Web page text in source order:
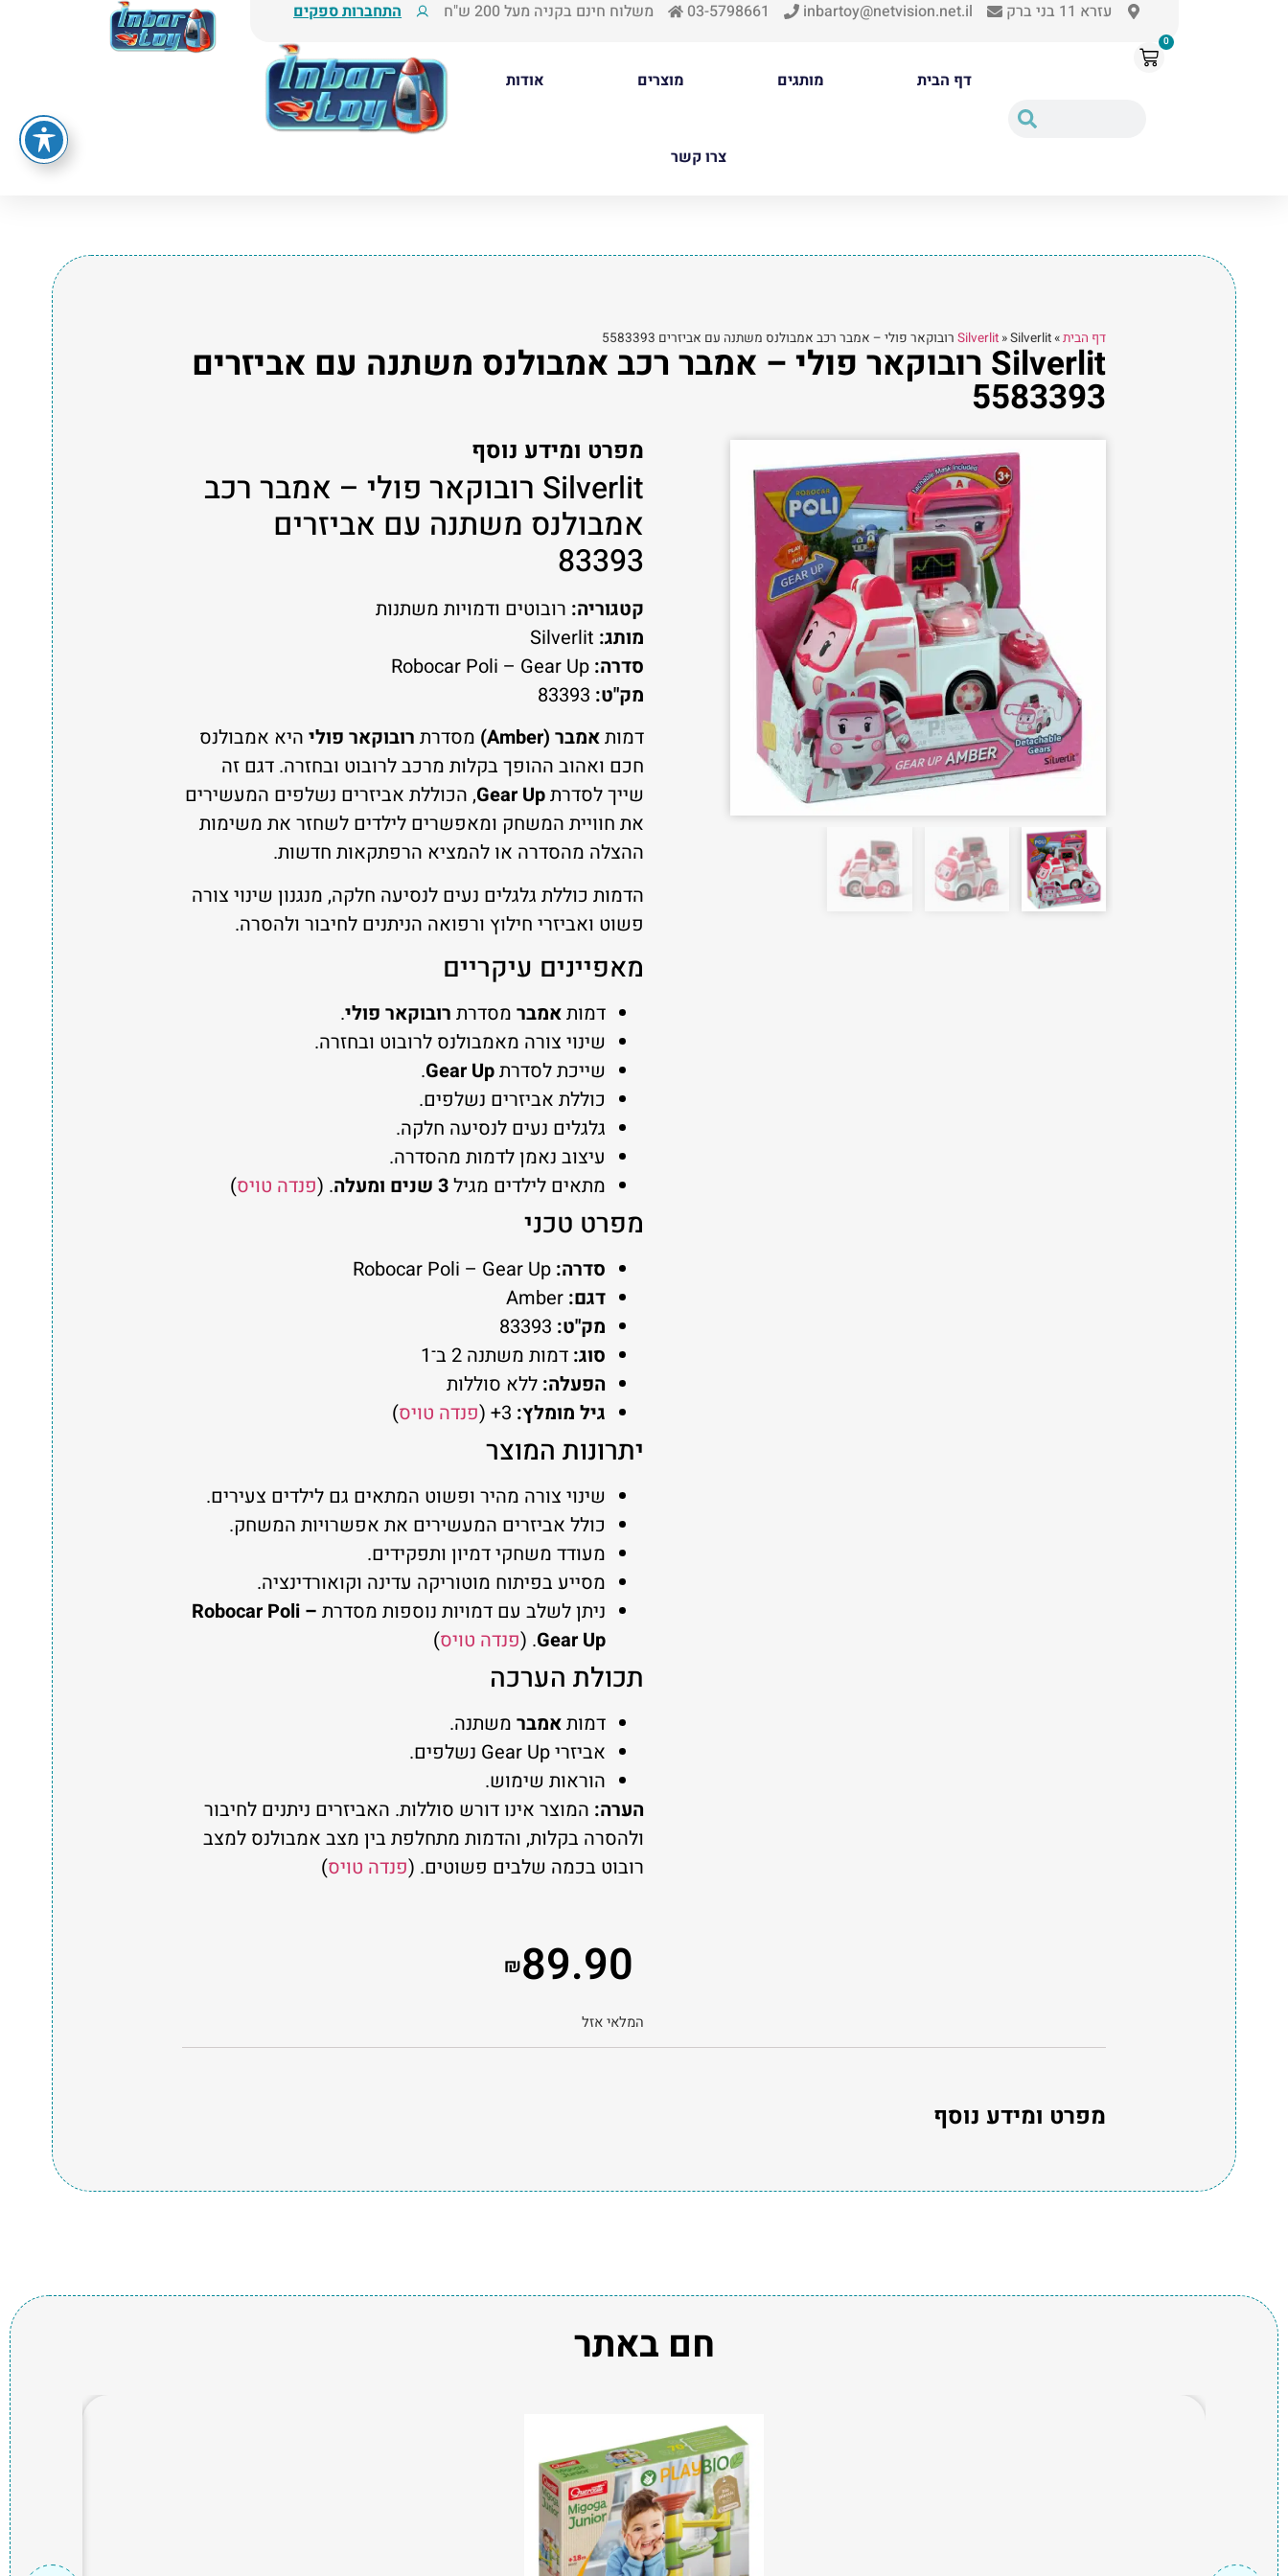
עזרא 11 בני ברק inbartoy@netvision.net.il
03-5798661 משלוח חינם בקניה מעל 200 ש"ח התחברות ספקים
0
דף הבית מותגים מוצרים אודות
צרו קשר
דף הבית»
Silverlit »Silverlit רובוקאר פולי – אמבר רכב אמבולנס משתנה עם אביזרים 5583393
Silverlit רובוקאר פולי – אמבר רכב אמבולנס משתנה עם אביזרים
5583393
מפרט ומידע נוסף
Silverlit רובוקאר פולי – אמבר רכב
אמבולנס משתנה עם אביזרים
83393
קטגוריה: רובוטים ודמויות משתנות
מותג:
סדרה:
מק"ט:
דמותאמבר (Amber) מסדרת רובוקאר פולי היא אמבולנס
חכם ואהוב ההופך בקלות מרכב לרובוט ובחזרה. דגם זה
שייך לסדרתGear Up, הכוללת אביזרים נשלפים המעשירים
את חוויית המשחק ומאפשרים לילדים לשחזר את משימות
ההצלה מהסדרה או להמציא הרפתקאות חדשות.
הדמות כוללת גלגלים נעים לנסיעה חלקה, מנגנון שינוי צורה
פשוט ואביזרי חילוץ ורפואה הניתנים לחיבור ולהסרה.
מאפיינים עיקריים
דמותאמבר מסדרת רובוקאר פולי.
שינוי צורה מאמבולנס לרובוט ובחזרה.
שייכת לסדרתGear Up
.
כוללת אביזרים נשלפים.
גלגלים נעים לנסיעה חלקה.
עיצוב נאמן לדמות מהסדרה.
מתאים לילדים מגיל3 שנים ומעלה . (פנדה טויס)
מפרט טכני
סדרה:
דגם:
מק"ט:
סוג: דמות משתנה 2 ב־1
הפעלה: ללא סוללות
גיל מומלץ:
פנדה טויס)
יתרונות המוצר
שינוי צורה מהיר ופשוט המתאים גם לילדים צעירים.
כולל אביזרים המעשירים את אפשרויות המשחק.
מעודד משחקי דמיון ותפקידים.
מסייע בפיתוח מוטוריקה עדינה וקואורדינציה.
ניתן לשלב עם דמויות נוספות מסדרת Robocar Poli –
Gear Up
. (פנדה טויס)
תכולת הערכה
דמותאמבר משתנה.
אביזרי Gear Up נשלפים.
הוראות שימוש.
הערה: המוצר אינו דורש סוללות. האביזרים ניתנים לחיבור
ולהסרה בקלות, והדמות מתחלפת בין מצב אמבולנס למצב
רובוט בכמה שלבים פשוטים. (פנדה טויס)
89.90
₪
המלאי אזל
מפרט ומידע נוסף
חם באתר